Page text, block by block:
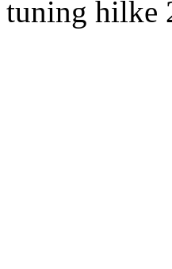
tuning hilke